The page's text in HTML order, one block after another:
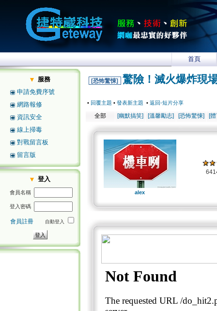
首頁
服務
申請免費序號
網路報修
資訊安全
線上掃毒
對戰留言板
留言版
登入
會員名稱
登入密碼
會員註冊 自動登入
[恐怖驚悚] 驚險！滅火爆炸現
• 回覆主題 • 發表新主題 • 返回-短片分享
全部 [幽默搞笑] [溫馨勵志] [恐怖驚悚] [
alex